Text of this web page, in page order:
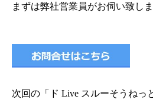
まずは弊社営業員がお伺い致しま
次回の「ド Live スルーそうねっ